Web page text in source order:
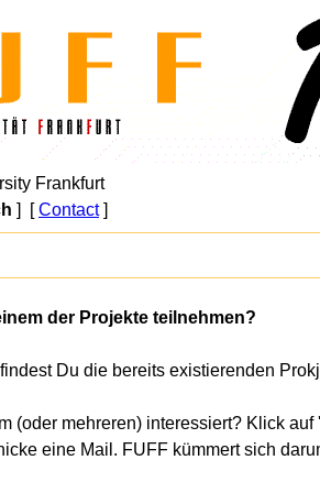
Frankfurt
] [Contact]
der Projekte teilnehmen?
Du die bereits existierenden
(oder mehreren) interessiert? Klick auf
eine Mail. FUFF kümmert sich